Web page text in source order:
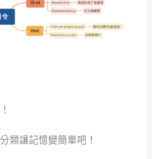
類讓記憶變簡單吧！